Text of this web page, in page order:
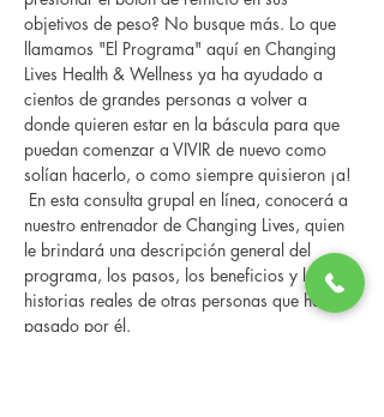
objetivos de peso? No busque más. Lo que
llamamos "El Programa" aquí en Changing
Lives Health & Wellness ya ha ayudado a
cientos de grandes personas a volver a
donde quieren estar en la báscula para que
puedan comenzar a VIVIR de nuevo como
solían hacerlo, o como siempre quisieron ¡a!
nuestro entrenador de Changing Lives, quien
le brindará una descripción general del
programa, los pasos, los beneficios y las
historias reales de otras personas que han
pasado por él.